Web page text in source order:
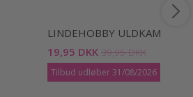
LINDEHOBBY ULDKAM
19,95 DKK 39,95 DKK
Tilbud udløber 31/08/2026